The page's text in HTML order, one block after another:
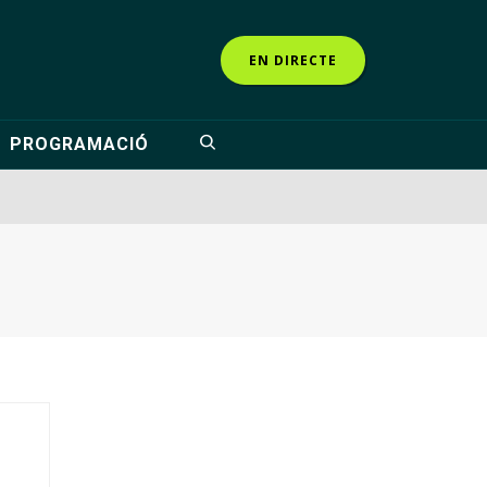
EN DIRECTE
PROGRAMACIÓ